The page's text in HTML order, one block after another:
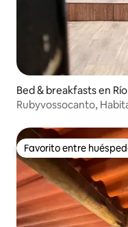
Bed & breakfasts en
Rubyvossocanto,
Favorito entre
Favorito entre